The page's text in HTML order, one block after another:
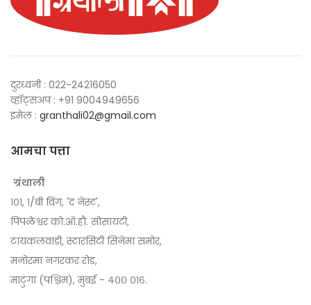
दुरध्वनी : 022-24216050
व्हॉट्सअप : +91 9004949656
इमेल : granthali02@gmail.com
आमचा पत्ता
ग्रंथाली
१०१, १/बी विंग, 'द नेस्ट',
पिंपळेश्वर को.ऑ.हौ. सोसायटी,
टायकलवाडी, स्टारसिटी सिनेमा समोर,
मनोरमा नगरकर रोड,
माटुंगा (पश्चिम), मुंबई - ४०० ०१६.